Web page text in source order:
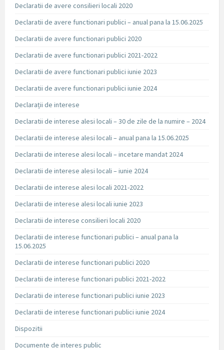
Declaratii de avere consilieri locali 2020
Declaratii de avere functionari publici – anual pana la 15.06.2025
Declaratii de avere functionari publici 2020
Declaratii de avere functionari publici 2021-2022
Declaratii de avere functionari publici iunie 2023
Declaratii de avere functionari publici iunie 2024
Declarații de interese
Declaratii de interese alesi locali – 30 de zile de la numire – 2024
Declaratii de interese alesi locali – anual pana la 15.06.2025
Declaratii de interese alesi locali – incetare mandat 2024
Declaratii de interese alesi locali – iunie 2024
Declaratii de interese alesi locali 2021-2022
Declaratii de interese alesi locali iunie 2023
Declaratii de interese consilieri locali 2020
Declaratii de interese functionari publici – anual pana la
15.06.2025
Declaratii de interese functionari publici 2020
Declaratii de interese functionari publici 2021-2022
Declaratii de interese functionari publici iunie 2023
Declaratii de interese functionari publici iunie 2024
Dispozitii
Documente de interes public